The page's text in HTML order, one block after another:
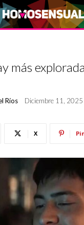
más
Ríos Diciembre 11, 2025
X